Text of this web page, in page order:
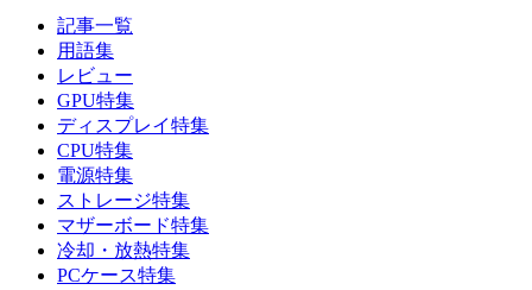
記事一覧
用語集
レビュー
GPU特集
ディスプレイ特集
CPU特集
電源特集
ストレージ特集
マザーボード特集
冷却・放熱特集
PCケース特集